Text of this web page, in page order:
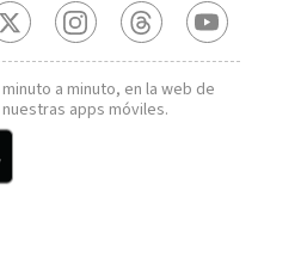
a minuto, en la web de
apps móviles.